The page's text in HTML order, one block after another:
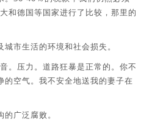
和德国等国家进行了比较，那里的
市生活的环境和社会损失。
。压力。道路狂暴是正常的。你不
的空气。我不安全地送我的妻子在
广泛腐败。